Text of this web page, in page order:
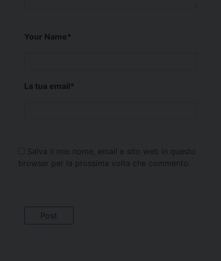
Your Name*
La tua email*
Salva il mio nome, email e sito web in questo
browser per la prossima volta che commento.